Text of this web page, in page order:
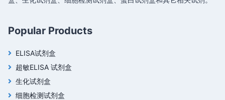
Popular Products
ELISA试剂盒
超敏ELISA 试剂盒
生化试剂盒
细胞检测试剂盒